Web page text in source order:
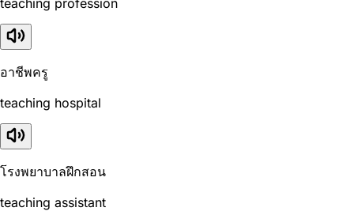
teaching profession
อาชีพครู
teaching hospital
โรงพยาบาลฝึกสอน
teaching assistant